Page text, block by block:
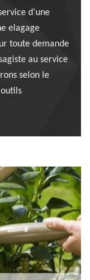
d’une
elagage
toute demande
au service
selon le